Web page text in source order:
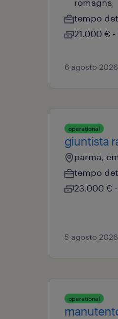
romagna
tempo
21.000 €
6 agosto 2026
operational
giuntista
parma,
tempo
23.000 €
5 agosto 2026
operational